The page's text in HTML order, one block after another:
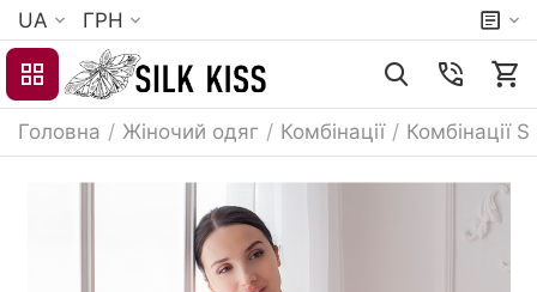
UA ГРН
Головна / Жіночий одяг / Комбінації / Комбінації S